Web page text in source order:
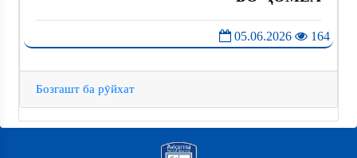
05.06.2026 164
Бозгашт ба рӯйхат